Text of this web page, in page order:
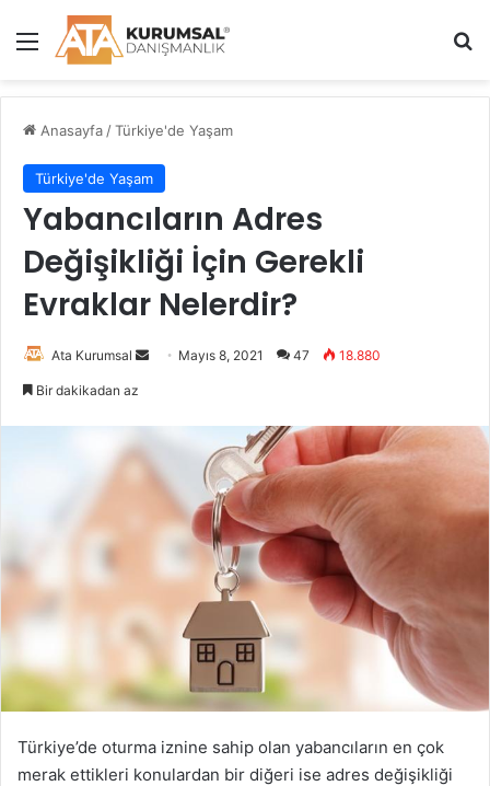
Menü
Anasayfa /Türkiye'de Yaşam
Türkiye'de Yaşam
Yabancıların Adres
Değişikliği İçin Gerekli
Evraklar Nelerdir?
Ata Kurumsal
-
d
r
m
Mayıs 8, 2021 47 18.880
Bir dakikadan az
Türkiye’de oturma iznine sahip olan yabancıların en çok
merak ettikleri konulardan bir diğeri ise adres değişikliği